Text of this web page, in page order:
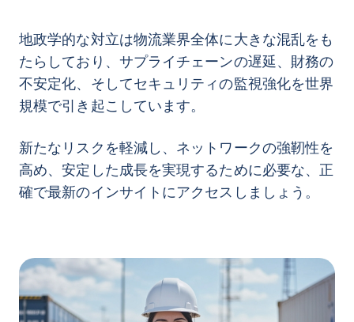
地政学的な対立は物流業界全体に大きな混乱をも
たらしており、サプライチェーンの遅延、財務の
不安定化、そしてセキュリティの監視強化を世界
規模で引き起こしています。
新たなリスクを軽減し、ネットワークの強靭性を
高め、安定した成長を実現するために必要な、正
確で最新のインサイトにアクセスしましょう。